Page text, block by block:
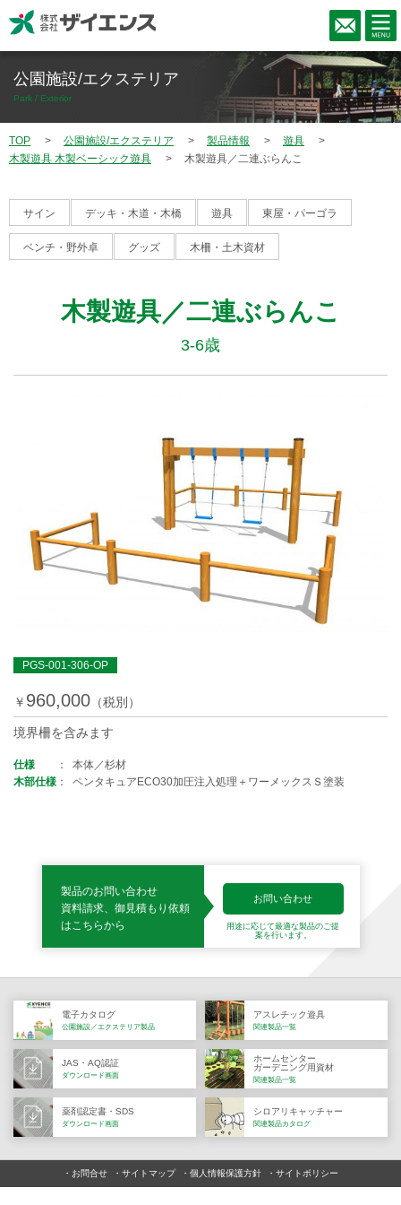
公園施設/エクステリア
Park / Exterior
TOP 公園施設/エクステリア 製品情報
遊具
木製遊具 木製ベーシック遊具
木製遊具／二連ぶらんこ
サイン デッキ・木道・木橋 遊具 東屋・パーゴラ
ベンチ・野外卓 グッズ 木柵・土木資材
木製遊具／二連ぶらんこ
3-6歳
PGS-001-306-OP
￥ 960,000 （税別）
境界柵を含みます
仕様
本体／杉材
木部仕様
ペンタキュアECO30加圧注入処理＋ワーメックスＳ塗装
製品のお問い合わせ
資料請求、御見積もり依頼
はこちらから
お問い合わせ
用途に応じて最適な製品の ご提
案を行います。
電子カタログ
公園施設／エクステリア製品
アスレチック遊具
関連製品一覧
JAS・AQ認証
ダウンロード画面
ホームセンター
ガーデニング用資材
関連製品一覧
薬剤認定書・SDS
ダウンロード画面
シロアリキャッチャー
関連製品カタログ
お問合せ サイトマップ 個人情報保護方針 サイトポリシー